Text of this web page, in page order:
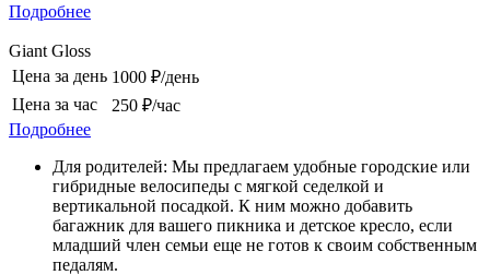
Подробнее
Giant Gloss
Цена за день 1000 ₽/день
Цена за час
250 ₽/час
Подробнее
Для родителей: Мы предлагаем удобные городские или
гибридные велосипеды с мягкой седелкой и
вертикальной посадкой. К ним можно добавить
багажник для вашего пикника и детское кресло, если
младший член семьи еще не готов к своим собственным
педалям.